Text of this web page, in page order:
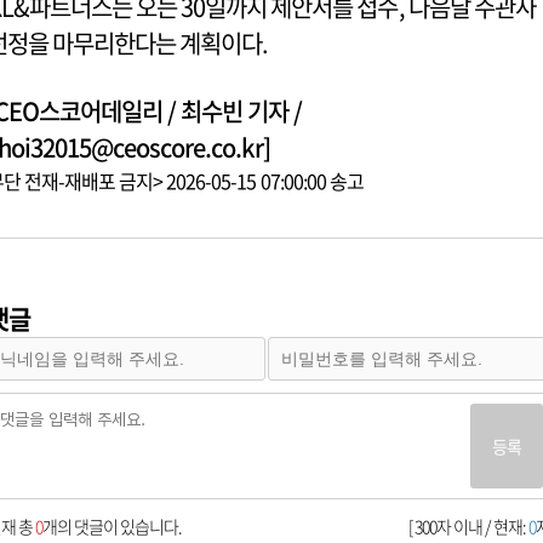
정을 마무리한다는 계획이다.
스코어데일리 / 최수빈 기자 /
전재-재배포 금지> 2026-05-15 07:00:00 송고
글
등록
[ 300자 이내 / 현재:0
총0개의 댓글이 있습니다.